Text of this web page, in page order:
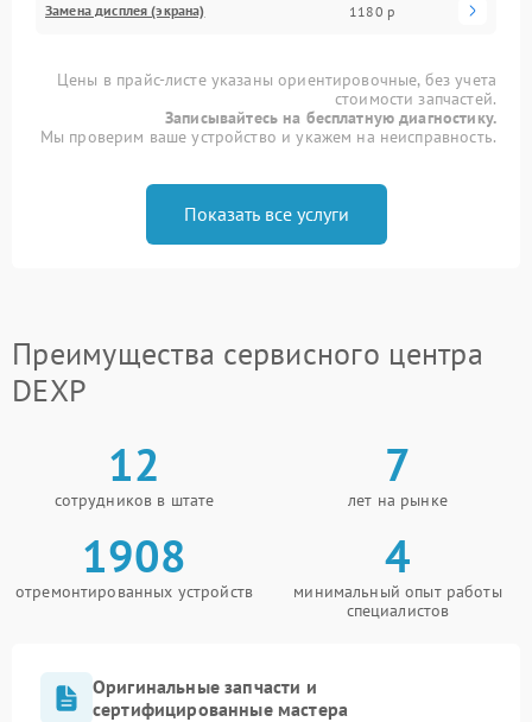
Замена дисплея (экрана) 1180 р
Цены в прайс-листе указаны ориентировочные, без учета
стоимости запчастей.
Записывайтесь на бесплатную диагностику.
Мы проверим ваше устройство и укажем на неисправность.
Показать все услуги
Преимущества сервисного центра
DEXP
12
сотрудников в штате
7
лет на рынке
1908
отремонтированных устройств
4
минимальный опыт работы
специалистов
Оригинальные запчасти и
сертифицированные мастера